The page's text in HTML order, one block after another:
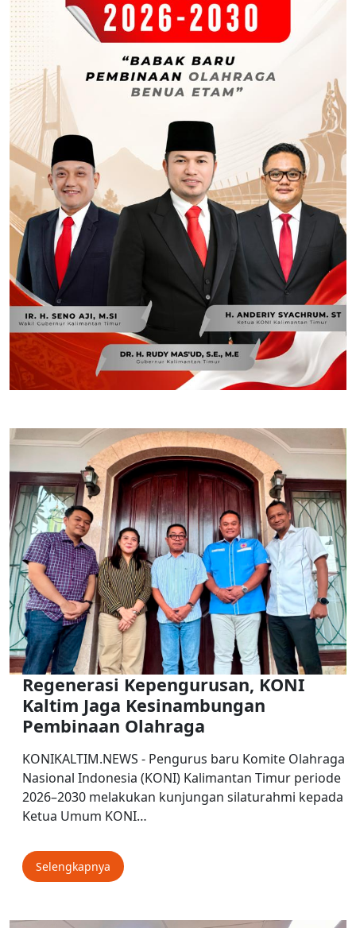
Regenerasi Kepengurusan, KONI
Kaltim Jaga Kesinambungan
Pembinaan Olahraga
KONIKALTIM.NEWS - Pengurus baru Komite Olahraga
Nasional Indonesia (KONI) Kalimantan Timur periode
2026–2030 melakukan kunjungan silaturahmi kepada
Ketua Umum KONI…
Selengkapnya